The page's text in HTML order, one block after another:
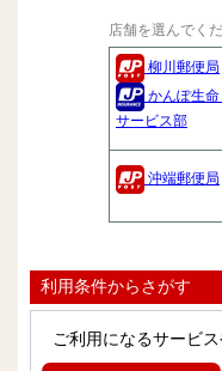
店舗を選んでく
柳川郵便局
かんぽ生
サービス部
沖端郵便局
利用条件からさがす
ご利用になるサービ